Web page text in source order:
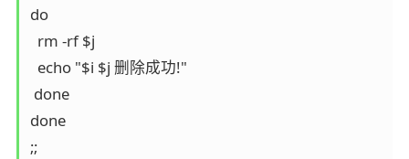
do
  rm -rf $j
  echo "$i $j 删除成功!"
done
done
;;